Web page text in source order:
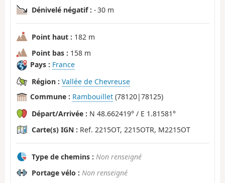
Dénivelé négatif : - 30 m
Point haut : 182 m
Point bas : 158 m
Pays : France
Région : Vallée de Chevreuse
Commune : Rambouillet (78120|78125)
Départ/Arrivée : N 48.662419° / E 1.81581°
Carte(s) IGN : Ref. 2215OT, 2215OTR, M2215OT
Type de chemins : Non renseigné
Portage vélo : Non renseigné